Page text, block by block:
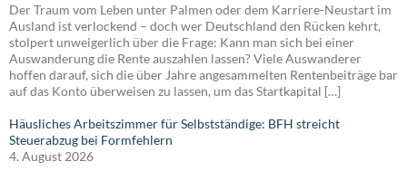
Der Traum vom Leben unter Palmen oder dem Karriere-Neustart im
Ausland ist verlockend – doch wer Deutschland den Rücken kehrt,
stolpert unweigerlich über die Frage: Kann man sich bei einer
Auswanderung die Rente auszahlen lassen? Viele Auswanderer
hoffen darauf, sich die über Jahre angesammelten Rentenbeiträge bar
auf das Konto überweisen zu lassen, um das Startkapital […]
Häusliches Arbeitszimmer für Selbstständige: BFH streicht
Steuerabzug bei Formfehlern
4. August 2026